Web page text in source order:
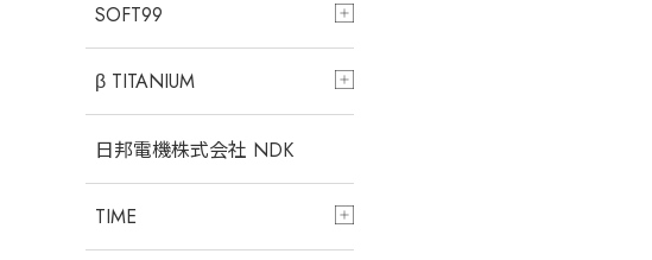
SOFT99
β TITANIUM
日邦電機株式会社 NDK
TIME